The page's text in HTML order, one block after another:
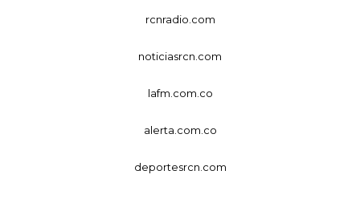
rcnradio.com
noticiasrcn.com
lafm.com.co
alerta.com.co
deportesrcn.com